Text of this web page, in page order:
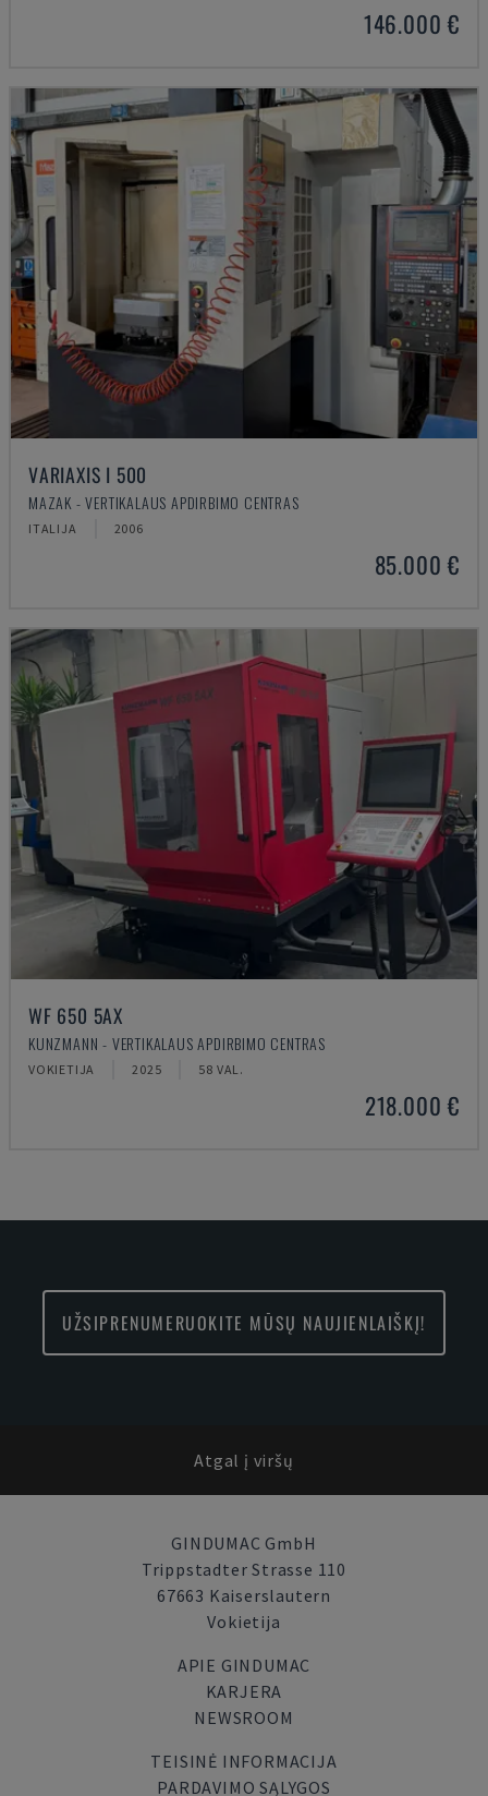
146.000 €
VARIAXIS I 500
MAZAK - VERTIKALAUS APDIRBIMO CENTRAS
ITALIJA 2006
85.000 €
WF 650 5AX
KUNZMANN - VERTIKALAUS APDIRBIMO CENTRAS
VOKIETIJA 2025 58 VAL.
218.000 €
UŽSIPRENUMERUOKITE MŪSŲ NAUJIENLAIŠKĮ!
Atgal į viršų
GINDUMAC GmbH
Trippstadter Strasse 110
67663 Kaiserslautern
Vokietija
APIE GINDUMAC
KARJERA
NEWSROOM
TEISINĖ INFORMACIJA
PARDAVIMO SĄLYGOS